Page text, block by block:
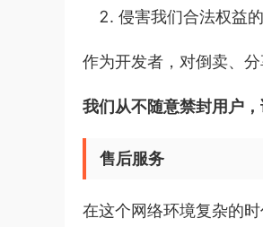
侵害我们合法权益的
作为开发者，对倒卖、
我们从不随意禁封用户，
售后服务
在这个网络环境复杂的